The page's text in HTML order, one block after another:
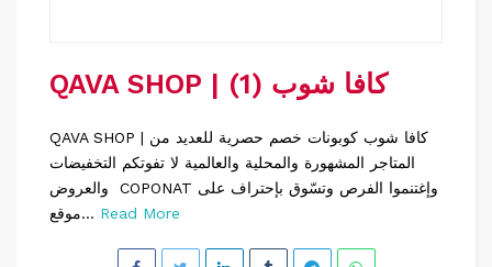
QAVA SHOP | كافا شوب (1)
QAVA SHOP | كافا شوب كوبونات خصم حصرية للعديد من
المتاجر المشهورة والمحلية والعالمية لا تفوتكم التخفيضات
والعروض COPONAT وإغتنموا الفرص وتسّوق بإحتراف على
موقع... Read More